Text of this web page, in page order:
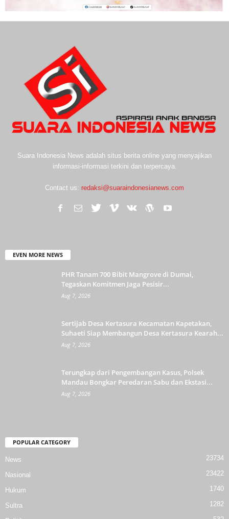
Suara Indonesia News adalah situs berita online yang menyajikan
informasi-informasi terkini dan terpercaya.
Contact us: redaksi@suaraindonesianews.com
EVEN MORE NEWS
PHR Tanam 700 Bibit Mangrove di Dumai,
Tegaskan Komitmen Jaga Pesisir...
Aug 7, 2026
Sertijab Desa Kertasura Kecamatan Kapetakan,
Suhaeti Siap Membangun Desa Kertasura Kearah...
Aug 7, 2026
Terungkap dari Pengembangan Kasus, Polsek
Mandau Bongkar Peredaran Sabu dan Ekstasi...
Aug 7, 2026
POPULAR CATEGORY
News 23734
Nasional 23422
Hukum 1740
Sultra 1282